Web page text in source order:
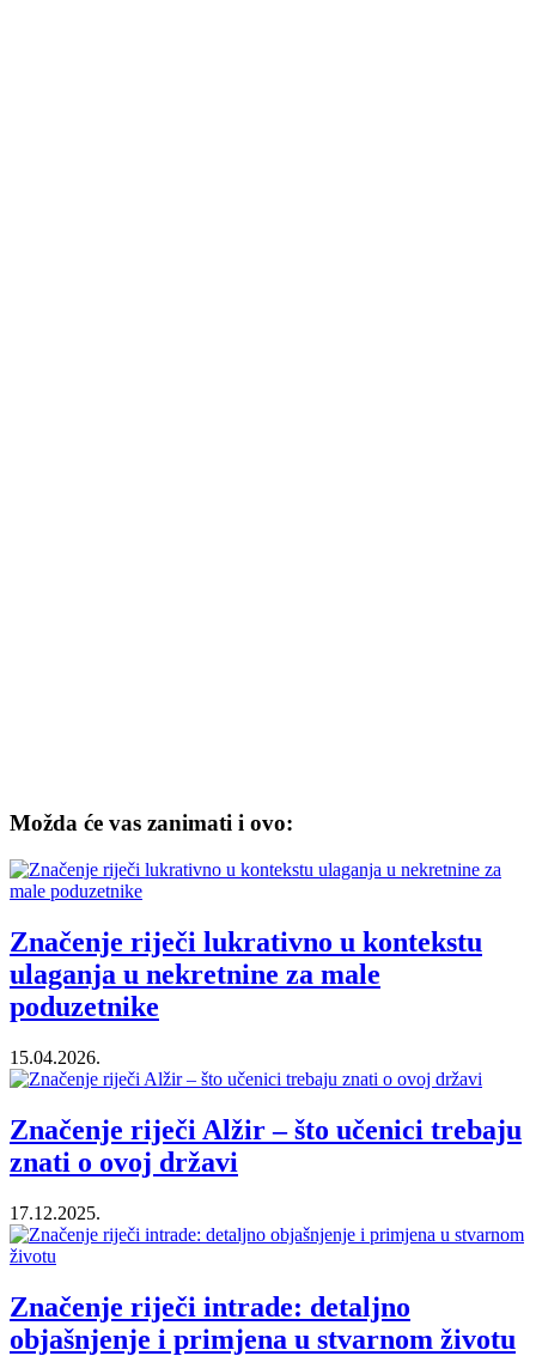
Možda će vas zanimati i ovo:
Značenje riječi lukrativno u kontekstu
ulaganja u nekretnine za male
poduzetnike
15.04.2026.
Značenje riječi Alžir – što učenici trebaju
znati o ovoj državi
17.12.2025.
Značenje riječi intrade: detaljno
objašnjenje i primjena u stvarnom životu